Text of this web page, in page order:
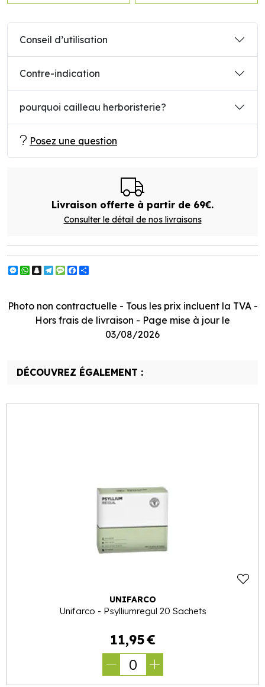
Conseil d’utilisation
Contre-indication
pourquoi cailleau herboristerie?
Posez une question
Livraison offerte à partir de 69€.
Consulter le détail de nos livraisons
Messenger
WhatsApp
Snapchat
Telegram
Message
Facebook
Photo non contractuelle - Tous les prix incluent la TVA -
Hors frais de livraison - Page mise à jour le
03/08/2026
DÉCOUVREZ ÉGALEMENT :
UNIFARCO
Unifarco - Psylliumregul 20 Sachets
11,95€
0